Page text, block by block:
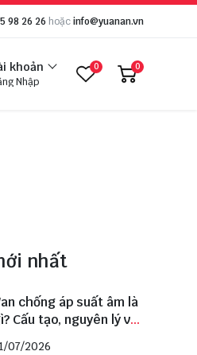
98 26 26 hoặcinfo@yuanan.vn
khoản
Nhập
0 0
nhất
chống áp suất âm là
Cấu tạo, nguyên lý và
cách lựa chọn đúng
07/2026